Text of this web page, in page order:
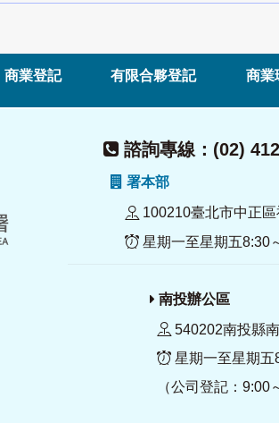
商業登記 有限合夥登記 商業
諮詢專線：(02)
署本部
100210臺北市中正
星期一至星期五8:30
南投辦公區
540202南投縣
星期一至星期五
（公司登記：9:00